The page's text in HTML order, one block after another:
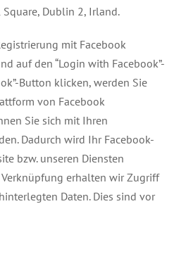
Dublin 2, Irland.
mit Facebook
auf den “Login with Facebook”-
Button klicken, werden Sie
von Facebook
Sie sich mit Ihren
Dadurch wird Ihr Facebook-
bzw. unseren Diensten
erhalten wir Zugriff
Daten. Dies sind vor